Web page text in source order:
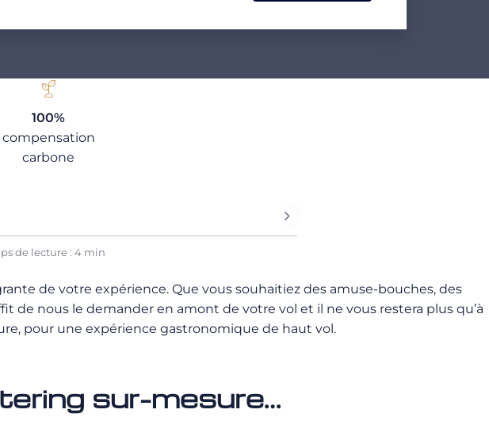
100%
compensation
carbone
de lecture : 4 min
de votre expérience. Que vous souhaitiez des amuse-bouches, des
nous le demander en amont de votre vol et il ne vous restera plus qu’à
pour une expérience gastronomique de haut vol.
sur-mesure…